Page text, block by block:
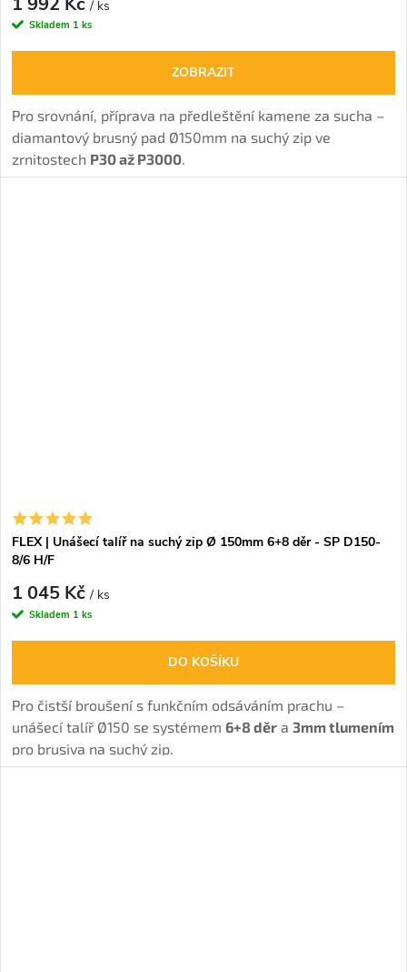
/ ks
Skladem 1 ks
ZOBRAZIT
Pro srovnání, příprava na předleštění kamene za sucha –
diamantový brusný pad Ø150mm na suchý zip ve
zrnitostech P30 až P3000.
FLEX | Unášecí talíř na suchý zip Ø 150mm 6+8 děr - SP D150-
8/6 H/F
1 045 Kč/ ks
Skladem 1 ks
DO KOŠÍKU
Pro čistší broušení s funkčním odsáváním prachu –
unášecí talíř Ø150 se systémem 6+8 děr a 3mm tlumením
pro brusiva na suchý zip.